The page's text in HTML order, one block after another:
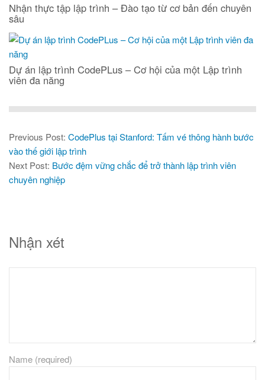
Nhận thực tập lập trình – Đào tạo từ cơ bản đến chuyên
sâu
Dự án lập trình CodePLus – Cơ hội của một Lập trình
viên đa năng
Previous Post: CodePlus tại Stanford: Tấm vé thông hành bước
vào thế giới lập trình
Next Post: Bước đệm vững chắc để trở thành lập trình viên
chuyên nghiệp
Nhận xét
Name (required)